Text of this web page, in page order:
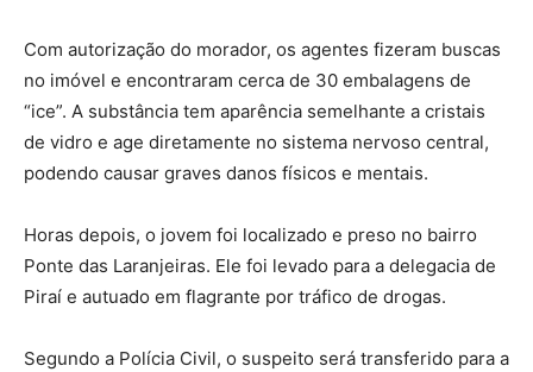
Com autorização do morador, os agentes fizeram buscas
no imóvel e encontraram cerca de 30 embalagens de
“ice”. A substância tem aparência semelhante a cristais
de vidro e age diretamente no sistema nervoso central,
podendo causar graves danos físicos e mentais.
Horas depois, o jovem foi localizado e preso no bairro
Ponte das Laranjeiras. Ele foi levado para a delegacia de
Piraí e autuado em flagrante por tráfico de drogas.
Segundo a Polícia Civil, o suspeito será transferido para a